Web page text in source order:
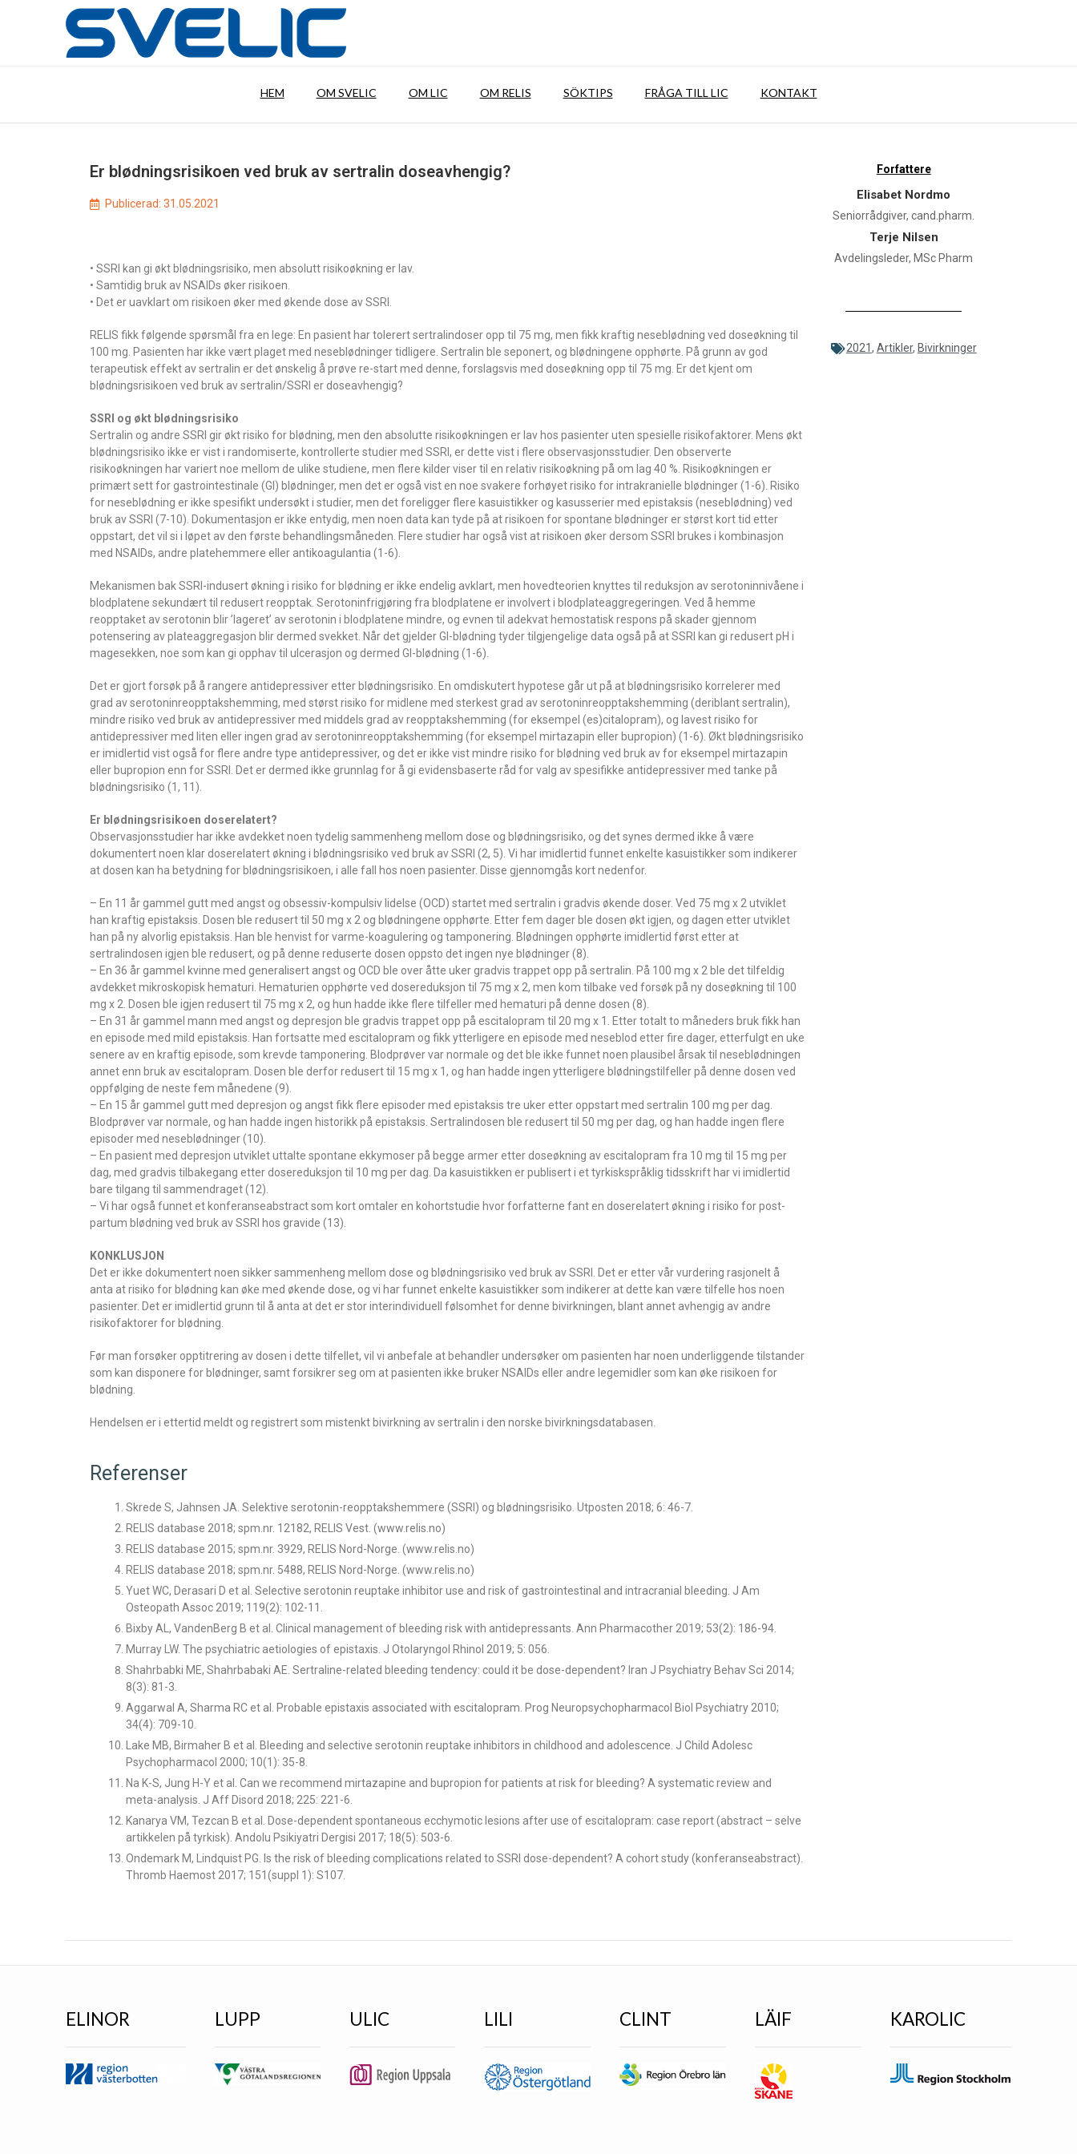
HEM OM SVELIC OM LIC OM RELIS SÖKTIPS FRÅGA TILL LIC KONTAKT
Er blødningsrisikoen ved bruk av sertralin doseavhengig?
Publicerad: 31.05.2021
• SSRI kan gi økt blødningsrisiko, men absolutt risikoøkning er lav.
• Samtidig bruk av NSAIDs øker risikoen.
• Det er uavklart om risikoen øker med økende dose av SSRI.
RELIS fikk følgende spørsmål fra en lege: En pasient har tolerert sertralindoser opp til 75 mg, men fikk kraftig neseblødning ved doseøkning til
100 mg. Pasienten har ikke vært plaget med neseblødninger tidligere. Sertralin ble seponert, og blødningene opphørte. På grunn av god
terapeutisk effekt av sertralin er det ønskelig å prøve re-start med denne, forslagsvis med doseøkning opp til 75 mg. Er det kjent om
blødningsrisikoen ved bruk av sertralin/SSRI er doseavhengig?
SSRI og økt blødningsrisiko
Sertralin og andre SSRI gir økt risiko for blødning, men den absolutte risikoøkningen er lav hos pasienter uten spesielle risikofaktorer. Mens økt
blødningsrisiko ikke er vist i randomiserte, kontrollerte studier med SSRI, er dette vist i flere observasjonsstudier. Den observerte
risikoøkningen har variert noe mellom de ulike studiene, men flere kilder viser til en relativ risikoøkning på om lag 40 %. Risikoøkningen er
primært sett for gastrointestinale (GI) blødninger, men det er også vist en noe svakere forhøyet risiko for intrakranielle blødninger (1-6). Risiko
for neseblødning er ikke spesifikt undersøkt i studier, men det foreligger flere kasuistikker og kasusserier med epistaksis (neseblødning) ved
bruk av SSRI (7-10). Dokumentasjon er ikke entydig, men noen data kan tyde på at risikoen for spontane blødninger er størst kort tid etter
oppstart, det vil si i løpet av den første behandlingsmåneden. Flere studier har også vist at risikoen øker dersom SSRI brukes i kombinasjon
med NSAIDs, andre platehemmere eller antikoagulantia (1-6).
Mekanismen bak SSRI-indusert økning i risiko for blødning er ikke endelig avklart, men hovedteorien knyttes til reduksjon av serotoninnivåene i
blodplatene sekundært til redusert reopptak. Serotoninfrigjøring fra blodplatene er involvert i blodplateaggregeringen. Ved å hemme
reopptaket av serotonin blir ’lageret’ av serotonin i blodplatene mindre, og evnen til adekvat hemostatisk respons på skader gjennom
potensering av plateaggregasjon blir dermed svekket. Når det gjelder GI-blødning tyder tilgjengelige data også på at SSRI kan gi redusert pH i
magesekken, noe som kan gi opphav til ulcerasjon og dermed GI-blødning (1-6).
Det er gjort forsøk på å rangere antidepressiver etter blødningsrisiko. En omdiskutert hypotese går ut på at blødningsrisiko korrelerer med
grad av serotoninreopptakshemming, med størst risiko for midlene med sterkest grad av serotoninreopptakshemming (deriblant sertralin),
mindre risiko ved bruk av antidepressiver med middels grad av reopptakshemming (for eksempel (es)citalopram), og lavest risiko for
antidepressiver med liten eller ingen grad av serotoninreopptakshemming (for eksempel mirtazapin eller bupropion) (1-6). Økt blødningsrisiko
er imidlertid vist også for flere andre type antidepressiver, og det er ikke vist mindre risiko for blødning ved bruk av for eksempel mirtazapin
eller bupropion enn for SSRI. Det er dermed ikke grunnlag for å gi evidensbaserte råd for valg av spesifikke antidepressiver med tanke på
blødningsrisiko (1, 11).
Er blødningsrisikoen doserelatert?
Observasjonsstudier har ikke avdekket noen tydelig sammenheng mellom dose og blødningsrisiko, og det synes dermed ikke å være
dokumentert noen klar doserelatert økning i blødningsrisiko ved bruk av SSRI (2, 5). Vi har imidlertid funnet enkelte kasuistikker som indikerer
at dosen kan ha betydning for blødningsrisikoen, i alle fall hos noen pasienter. Disse gjennomgås kort nedenfor.
– En 11 år gammel gutt med angst og obsessiv-kompulsiv lidelse (OCD) startet med sertralin i gradvis økende doser. Ved 75 mg x 2 utviklet
han kraftig epistaksis. Dosen ble redusert til 50 mg x 2 og blødningene opphørte. Etter fem dager ble dosen økt igjen, og dagen etter utviklet
han på ny alvorlig epistaksis. Han ble henvist for varme-koagulering og tamponering. Blødningen opphørte imidlertid først etter at
sertralindosen igjen ble redusert, og på denne reduserte dosen oppsto det ingen nye blødninger (8).
– En 36 år gammel kvinne med generalisert angst og OCD ble over åtte uker gradvis trappet opp på sertralin. På 100 mg x 2 ble det tilfeldig
avdekket mikroskopisk hematuri. Hematurien opphørte ved dosereduksjon til 75 mg x 2, men kom tilbake ved forsøk på ny doseøkning til 100
mg x 2. Dosen ble igjen redusert til 75 mg x 2, og hun hadde ikke flere tilfeller med hematuri på denne dosen (8).
– En 31 år gammel mann med angst og depresjon ble gradvis trappet opp på escitalopram til 20 mg x 1. Etter totalt to måneders bruk fikk han
en episode med mild epistaksis. Han fortsatte med escitalopram og fikk ytterligere en episode med neseblod etter fire dager, etterfulgt en uke
senere av en kraftig episode, som krevde tamponering. Blodprøver var normale og det ble ikke funnet noen plausibel årsak til neseblødningen
annet enn bruk av escitalopram. Dosen ble derfor redusert til 15 mg x 1, og han hadde ingen ytterligere blødningstilfeller på denne dosen ved
oppfølging de neste fem månedene (9).
– En 15 år gammel gutt med depresjon og angst fikk flere episoder med epistaksis tre uker etter oppstart med sertralin 100 mg per dag.
Blodprøver var normale, og han hadde ingen historikk på epistaksis. Sertralindosen ble redusert til 50 mg per dag, og han hadde ingen flere
episoder med neseblødninger (10).
– En pasient med depresjon utviklet uttalte spontane ekkymoser på begge armer etter doseøkning av escitalopram fra 10 mg til 15 mg per
dag, med gradvis tilbakegang etter dosereduksjon til 10 mg per dag. Da kasuistikken er publisert i et tyrkiskspråklig tidsskrift har vi imidlertid
bare tilgang til sammendraget (12).
– Vi har også funnet et konferanseabstract som kort omtaler en kohortstudie hvor forfatterne fant en doserelatert økning i risiko for post-
partum blødning ved bruk av SSRI hos gravide (13).
KONKLUSJON
Det er ikke dokumentert noen sikker sammenheng mellom dose og blødningsrisiko ved bruk av SSRI. Det er etter vår vurdering rasjonelt å
anta at risiko for blødning kan øke med økende dose, og vi har funnet enkelte kasuistikker som indikerer at dette kan være tilfelle hos noen
pasienter. Det er imidlertid grunn til å anta at det er stor interindividuell følsomhet for denne bivirkningen, blant annet avhengig av andre
risikofaktorer for blødning.
Før man forsøker opptitrering av dosen i dette tilfellet, vil vi anbefale at behandler undersøker om pasienten har noen underliggende tilstander
som kan disponere for blødninger, samt forsikrer seg om at pasienten ikke bruker NSAIDs eller andre legemidler som kan øke risikoen for
blødning.
Hendelsen er i ettertid meldt og registrert som mistenkt bivirkning av sertralin i den norske bivirkningsdatabasen.
Referenser
Skrede S, Jahnsen JA. Selektive serotonin-reopptakshemmere (SSRI) og blødningsrisiko. Utposten 2018; 6: 46-7.
RELIS database 2018; spm.nr. 12182, RELIS Vest. (www.relis.no)
RELIS database 2015; spm.nr. 3929, RELIS Nord-Norge. (www.relis.no)
RELIS database 2018; spm.nr. 5488, RELIS Nord-Norge. (www.relis.no)
Yuet WC, Derasari D et al. Selective serotonin reuptake inhibitor use and risk of gastrointestinal and intracranial bleeding. J Am
Osteopath Assoc 2019; 119(2): 102-11.
Bixby AL, VandenBerg B et al. Clinical management of bleeding risk with antidepressants. Ann Pharmacother 2019; 53(2): 186-94.
Murray LW. The psychiatric aetiologies of epistaxis. J Otolaryngol Rhinol 2019; 5: 056.
Shahrbabki ME, Shahrbabaki AE. Sertraline-related bleeding tendency: could it be dose-dependent? Iran J Psychiatry Behav Sci 2014;
8(3): 81-3.
Aggarwal A, Sharma RC et al. Probable epistaxis associated with escitalopram. Prog Neuropsychopharmacol Biol Psychiatry 2010;
34(4): 709-10.
Lake MB, Birmaher B et al. Bleeding and selective serotonin reuptake inhibitors in childhood and adolescence. J Child Adolesc
Psychopharmacol 2000; 10(1): 35-8.
Na K-S, Jung H-Y et al. Can we recommend mirtazapine and bupropion for patients at risk for bleeding? A systematic review and
meta-analysis. J Aff Disord 2018; 225: 221-6.
Kanarya VM, Tezcan B et al. Dose-dependent spontaneous ecchymotic lesions after use of escitalopram: case report (abstract – selve
artikkelen på tyrkisk). Andolu Psikiyatri Dergisi 2017; 18(5): 503-6.
Ondemark M, Lindquist PG. Is the risk of bleeding complications related to SSRI dose-dependent? A cohort study (konferanseabstract).
Thromb Haemost 2017; 151(suppl 1): S107.
Forfattere
Elisabet Nordmo
Seniorrådgiver, cand.pharm.
Terje Nilsen
Avdelingsleder, MSc Pharm
2021, Artikler, Bivirkninger
ELINOR LUPP ULIC LILI CLINT LÄIF KAROLIC